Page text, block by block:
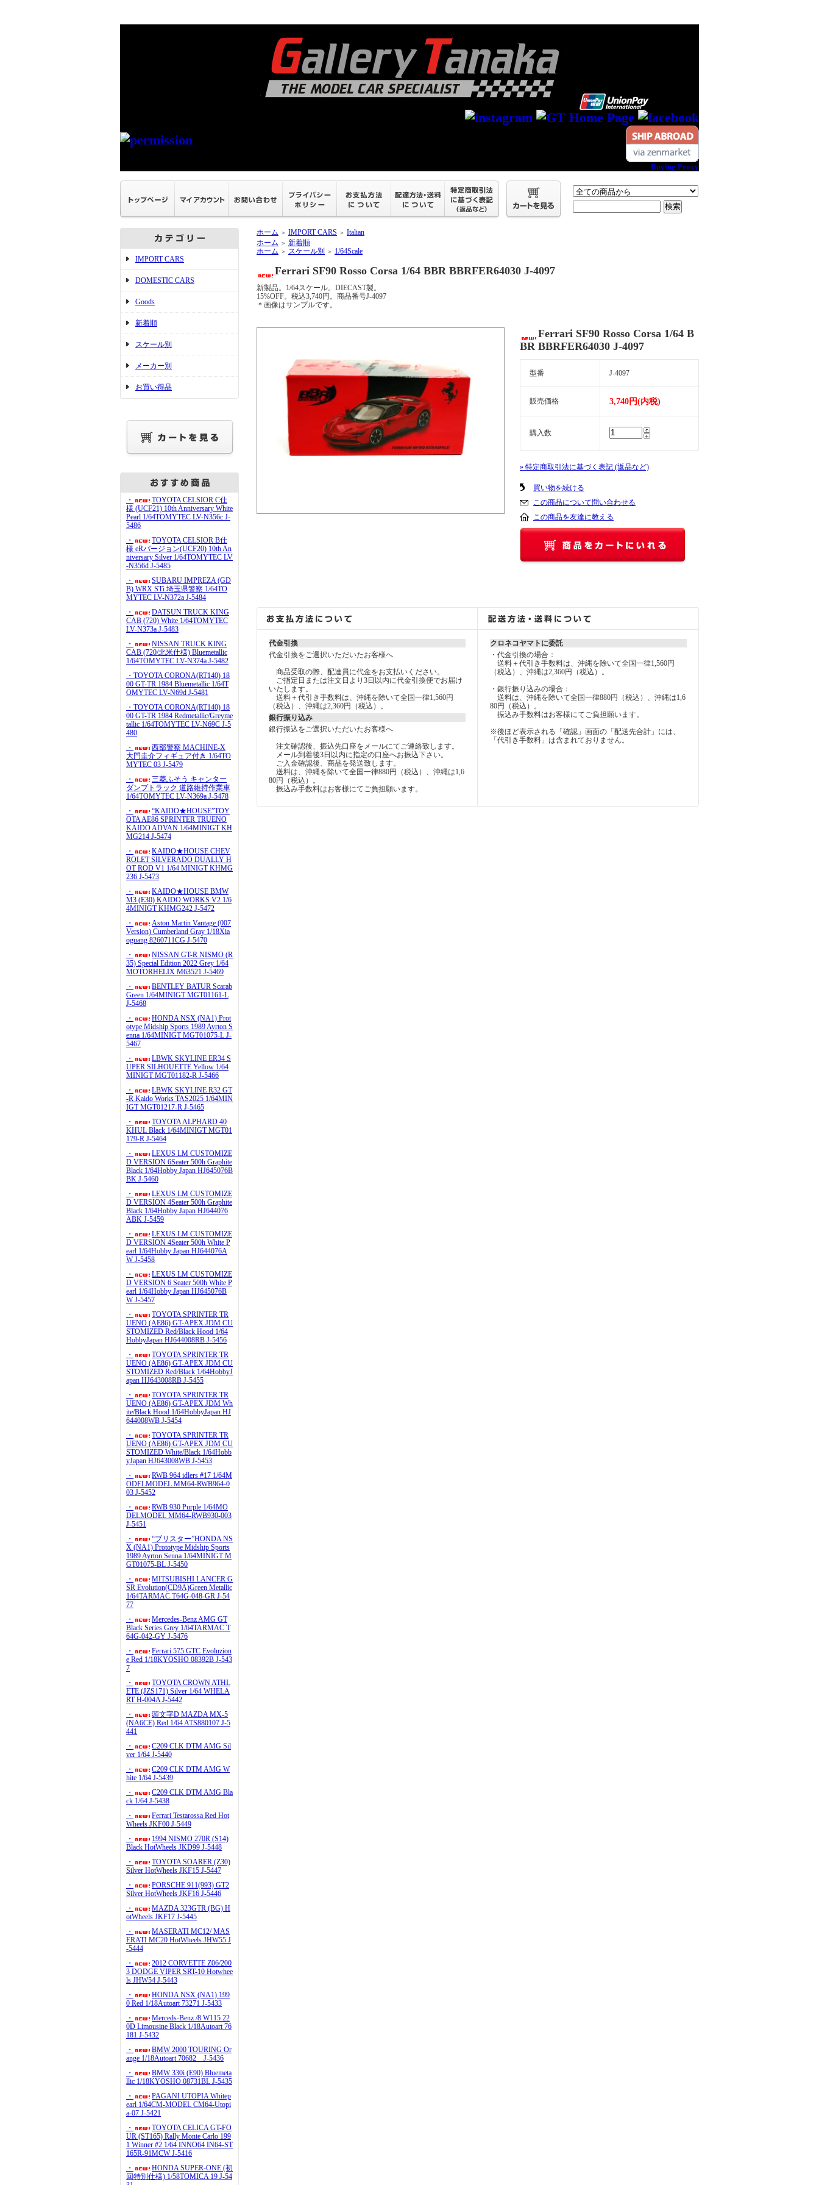
Buying Proxy
IMPORT CARS
DOMESTIC CARS
Goods
新着順
スケール別
メーカー別
お買い得品
・
TOYOTA CELSIOR C仕
様 (UCF21) 10th Anniversary White
Pearl 1/64TOMYTEC LV-N356c J-
5486
・
TOYOTA CELSIOR B仕
様 eRバージョン(UCF20) 10th An
niversary Silver 1/64TOMYTEC LV
-N356d J-5485
・
SUBARU IMPREZA (GD
B) WRX STi 埼玉県警察 1/64TO
MYTEC LV-N372a J-5484
・
DATSUN TRUCK KING
CAB (720) White 1/64TOMYTEC
LV-N373a J-5483
・
NISSAN TRUCK KING
CAB (720/北米仕様) Bluemetallic
1/64TOMYTEC LV-N374a J-5482
・TOYOTA CORONA(RT140) 18
00 GT-TR 1984 Bluemetallic 1/64T
OMYTEC LV-N69d J-5481
・TOYOTA CORONA(RT140) 18
00 GT-TR 1984 Redmetallic/Greyme
tallic 1/64TOMYTEC LV-N69C J-5
480
・
西部警察 MACHINE-X
大門圭介フィギュア付き 1/64TO
MYTEC 03 J-5479
・
三菱ふそう キャンター
ダンプトラック 道路維持作業車
1/64TOMYTEC LV-N369a J-5478
・
“KAIDO★HOUSE”TOY
OTA AE86 SPRINTER TRUENO
KAIDO ADVAN 1/64MINIGT KH
MG214 J-5474
・
KAIDO★HOUSE CHEV
ROLET SILVERADO DUALLY H
OT ROD V1 1/64 MINIGT KHMG
236 J-5473
・
KAIDO★HOUSE BMW
M3 (E30) KAIDO WORKS V2 1/6
4MINIGT KHMG242 J-5472
・
Aston Martin Vantage (007
Version) Cumberland Gray 1/18Xia
oguang 8260711CG J-5470
・
NISSAN GT-R NISMO (R
35) Special Edition 2022 Grey 1/64
MOTORHELIX M63521 J-5469
・
BENTLEY BATUR Scarab
Green 1/64MINIGT MGT01161-L
J-5468
・
HONDA NSX (NA1) Prot
otype Midship Sports 1989 Ayrton S
enna 1/64MINIGT MGT01075-L J-
5467
・
LBWK SKYLINE ER34 S
UPER SILHOUETTE Yellow 1/64
MINIGT MGT01182-R J-5466
・
LBWK SKYLINE R32 GT
-R Kaido Works TAS2025 1/64MIN
IGT MGT01217-R J-5465
・
TOYOTA ALPHARD 40
KHUL Black 1/64MINIGT MGT01
179-R J-5464
・
LEXUS LM CUSTOMIZE
D VERSION 6Seater 500h Graphite
Black 1/64Hobby Japan HJ645076B
BK J-5460
・
LEXUS LM CUSTOMIZE
D VERSION 4Seater 500h Graphite
Black 1/64Hobby Japan HJ644076
ABK J-5459
・
LEXUS LM CUSTOMIZE
D VERSION 4Seater 500h White P
earl 1/64Hobby Japan HJ644076A
W J-5458
・
LEXUS LM CUSTOMIZE
D VERSION 6 Seater 500h White P
earl 1/64Hobby Japan HJ645076B
W J-5457
・
TOYOTA SPRINTER TR
UENO (AE86) GT-APEX JDM CU
STOMIZED Red/Black Hood 1/64
HobbyJapan HJ644008RB J-5456
・
TOYOTA SPRINTER TR
UENO (AE86) GT-APEX JDM CU
STOMIZED Red/Black 1/64HobbyJ
apan HJ643008RB J-5455
・
TOYOTA SPRINTER TR
UENO (AE86) GT-APEX JDM Wh
ite/Black Hood 1/64HobbyJapan HJ
644008WB J-5454
・
TOYOTA SPRINTER TR
UENO (AE86) GT-APEX JDM CU
STOMIZED White/Black 1/64Hobb
yJapan HJ643008WB J-5453
・
RWB 964 idlers #17 1/64M
ODELMODEL MM64-RWB964-0
03 J-5452
・
RWB 930 Purple 1/64MO
DELMODEL MM64-RWB930-003
J-5451
・
“ブリスター”HONDA NS
X (NA1) Prototype Midship Sports
1989 Ayrton Senna 1/64MINIGT M
GT01075-BL J-5450
・
MITSUBISHI LANCER G
SR Evolution(CD9A)Green Metallic
1/64TARMAC T64G-048-GR J-54
77
・
Mercedes-Benz AMG GT
Black Series Grey 1/64TARMAC T
64G-042-GY J-5476
・
Ferrari 575 GTC Evoluzion
e Red 1/18KYOSHO 08392B J-543
7
・
TOYOTA CROWN ATHL
ETE (JZS171) Silver 1/64 WHELA
RT H-004A J-5442
・
頭文字D MAZDA MX-5
(NA6CE) Red 1/64 ATS880107 J-5
441
・
C209 CLK DTM AMG Sil
ver 1/64 J-5440
・
C209 CLK DTM AMG W
hite 1/64 J-5439
・
C209 CLK DTM AMG Bla
ck 1/64 J-5438
・
Ferrari Testarossa Red Hot
Wheels JKF00 J-5449
・
1994 NISMO 270R (S14)
Black HotWheels JKD99 J-5448
・
TOYOTA SOARER (Z30)
Silver HotWheels JKF15 J-5447
・
PORSCHE 911(993) GT2
Silver HotWheels JKF16 J-5446
・
MAZDA 323GTR (BG) H
otWheels JKF17 J-5445
・
MASERATI MC12/ MAS
ERATI MC20 HotWheels JHW55 J
-5444
・
2012 CORVETTE Z06/200
3 DODGE VIPER SRT-10 Hotwhee
ls JHW54 J-5443
・
HONDA NSX (NA1) 199
0 Red 1/18Autoart 73271 J-5433
・
Merceds-Benz /8 W115 22
0D Limousine Black 1/18Autoart 76
181 J-5432
・
BMW 2000 TOURING Or
ange 1/18Autoart 70682 J-5436
・
BMW 330i (E90) Bluemeta
llic 1/18KYOSHO 08731BL J-5435
・
PAGANI UTOPIA Whitep
earl 1/64CM-MODEL CM64-Utopi
a-07 J-5421
・
TOYOTA CELICA GT-FO
UR (ST165) Rally Monte Carlo 199
1 Winner #2 1/64 INNO64 IN64-ST
165R-91MCW J-5416
・
HONDA SUPER-ONE (初
回特別仕様) 1/58TOMICA 19 J-54
ホーム ＞ IMPORT CARS ＞ Italian
ホーム ＞ 新着順
ホーム ＞ スケール別 ＞ 1/64Scale
Ferrari SF90 Rosso Corsa 1/64 BBR BBRFER64030 J-4097
新製品。1/64スケール。DIECAST製。
15%OFF。税込3,740円。商品番号J-4097
＊画像はサンプルです。
Ferrari SF90 Rosso Corsa 1/64 B
BR BBRFER64030 J-4097
型番 J-4097
販売価格 3,740円(内税)
購入数
» 特定商取引法に基づく表記 (返品など)
買い物を続ける
この商品について問い合わせる
この商品を友達に教える
代金引換
代金引換をご選択いただいたお客様へ
商品受取の際、配達員に代金をお支払いください。
ご指定日または注文日より3日以内に代金引換便でお届け
いたします。
送料＋代引き手数料は、沖縄を除いて全国一律1,560円
（税込）、沖縄は2,360円（税込）。
銀行振り込み
銀行振込をご選択いただいたお客様へ
注文確認後、振込先口座をメールにてご連絡致します。
メール到着後3日以内に指定の口座へお振込下さい。
ご入金確認後、商品を発送致します。
送料は、沖縄を除いて全国一律880円（税込）、沖縄は1,6
80円（税込）。
振込み手数料はお客様にてご負担願います。
クロネコヤマトに委託
・代金引換の場合：
送料＋代引き手数料は、沖縄を除いて全国一律1,560円
（税込）、沖縄は2,360円（税込）。
・銀行振り込みの場合：
送料は、沖縄を除いて全国一律880円（税込）、沖縄は1,6
80円（税込）。
振込み手数料はお客様にてご負担願います。
※後ほど表示される「確認」画面の「配送先合計」には、
「代引き手数料」は含まれておりません。